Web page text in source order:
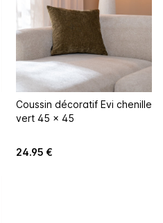
Coussin décoratif Evi chenille
vert 45 x 45
24.95 €